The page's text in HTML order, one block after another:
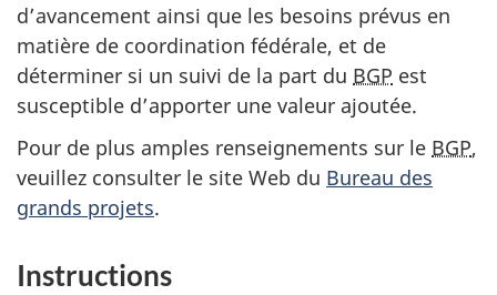
d’avancement ainsi que les besoins prévus en
matière de coordination fédérale, et de
déterminer si un suivi de la part du BGP est
susceptible d’apporter une valeur ajoutée.
Pour de plus amples renseignements sur le BGP,
veuillez consulter le site Web du Bureau des
grands projets.
Instructions